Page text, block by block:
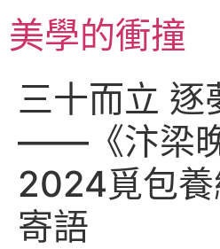
至
主美學的衝撞
三十而立 逐
——《汴梁晚
2024覓包
寄語